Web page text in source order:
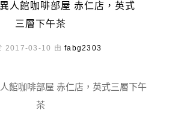
人館咖啡部屋 赤仁店，英式
三層下午茶
2017-03-10 由fabg2303